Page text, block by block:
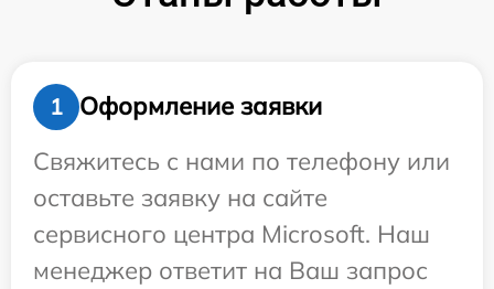
1
Оформление заявки
Свяжитесь с нами по телефону или
оставьте заявку на сайте
сервисного центра Microsoft. Наш
менеджер ответит на Ваш запрос